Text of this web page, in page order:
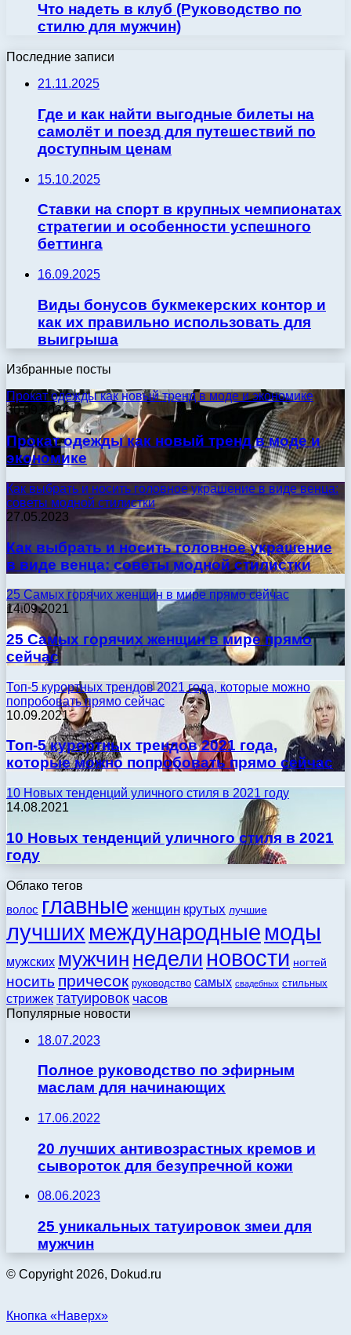
Что надеть в клуб (Руководство по
стилю для мужчин)
Последние записи
21.11.2025
Где и как найти выгодные билеты на
самолёт и поезд для путешествий по
доступным ценам
15.10.2025
Ставки на спорт в крупных чемпионатах
стратегии и особенности успешного
беттинга
16.09.2025
Виды бонусов букмекерских контор и
как их правильно использовать для
выигрыша
Избранные посты
Прокат одежды как новый тренд в моде и экономике
30.09.2024
Прокат одежды как новый тренд в моде и
экономике
Как выбрать и носить головное украшение в виде венца:
советы модной стилистки
27.05.2023
Как выбрать и носить головное украшение
в виде венца: советы модной стилистки
25 Самых горячих женщин в мире прямо сейчас
14.09.2021
25 Самых горячих женщин в мире прямо
сейчас
Топ-5 курортных трендов 2021 года, которые можно
попробовать прямо сейчас
10.09.2021
Топ-5 курортных трендов 2021 года,
которые можно попробовать прямо сейчас
10 Новых тенденций уличного стиля в 2021 году
14.08.2021
10 Новых тенденций уличного стиля в 2021
году
Облако тегов
волос главные женщин крутых лучшие
лучших международные моды
мужских мужчин недели новости ногтей
носить причесок руководство самых свадебных стильных
стрижек татуировок часов
Популярные новости
18.07.2023
Полное руководство по эфирным
маслам для начинающих
17.06.2022
20 лучших антивозрастных кремов и
сывороток для безупречной кожи
08.06.2023
25 уникальных татуировок змеи для
мужчин
© Copyright 2026, Dokud.ru
Кнопка «Наверх»